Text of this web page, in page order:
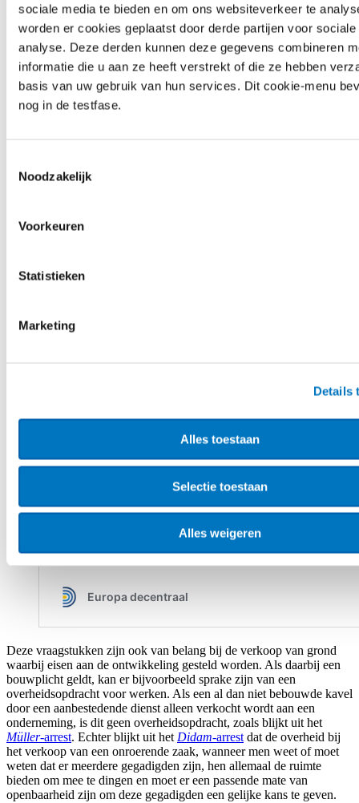
sociale media te bieden en om ons websiteverkeer te
worden er cookies geplaatst door derde partijen voor sociale
analyse. Deze derden kunnen deze gegevens combineren
informatie die u aan ze heeft verstrekt of die ze hebben
basis van uw gebruik van hun services. Dit cookie-menu
nog in de testfase.
Noodzakelijk
Voorkeuren
Statistieken
Marketing
Details
Alles toestaan
Selectie toestaan
Alles weigeren
Aanbestedingsplicht
Wanneer decentrale overheden moeten beoordelen of zij een
Europese aanbestedingsplicht hebben bij gebiedsgebonden PPS-
projecten, moeten zij rekening houden met onder andere de
volgende vragen:
partij/ondernemer? En is daarbij sprake van een opdracht voor
in een PPS selecteren?
In hoeverre is de grondexploitatie of het grondeigendom van
worden gedaan, waardoor een aanbesteding achterwege kan
Deze vraagstukken zijn ook van belang bij de verkoop van grond
waarbij eisen aan de ontwikkeling gesteld worden. Als daarbij een
bouwplicht geldt, kan er bijvoorbeeld sprake zijn van een
overheidsopdracht voor werken. Als een al dan niet bebouwde kavel
door een aanbestedende dienst alleen verkocht wordt aan een
onderneming, is dit geen overheidsopdracht, zoals blijkt uit het
Müller-arrest. Echter blijkt uit het Didam-arrest dat de overheid bij
het verkoop van een onroerende zaak, wanneer men weet of moet
weten dat er meerdere gegadigden zijn, hen allemaal de ruimte
bieden om mee te dingen en moet er een passende mate van
openbaarheid zijn om deze gegadigden een gelijke kans te geven.